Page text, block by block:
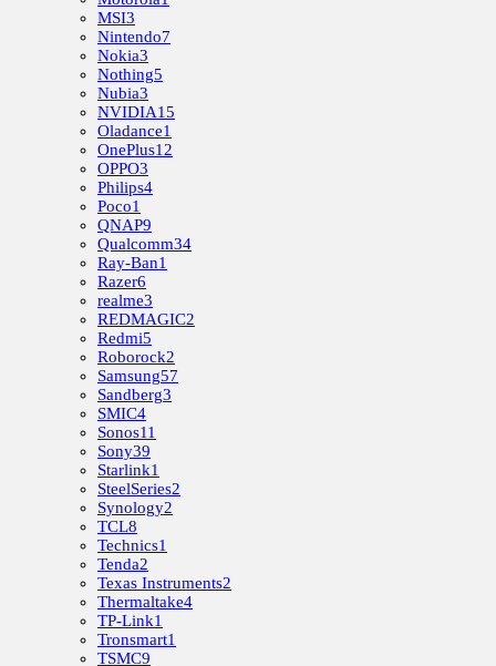
MSI3
Nintendo7
Nokia3
Nothing5
Nubia3
NVIDIA15
Oladance1
OnePlus12
OPPO3
Philips4
Poco1
QNAP9
Qualcomm34
Ray-Ban1
Razer6
realme3
REDMAGIC2
Redmi5
Roborock2
Samsung57
Sandberg3
SMIC4
Sonos11
Sony39
Starlink1
SteelSeries2
Synology2
TCL8
Technics1
Tenda2
Texas Instruments2
Thermaltake4
TP-Link1
Tronsmart1
TSMC9